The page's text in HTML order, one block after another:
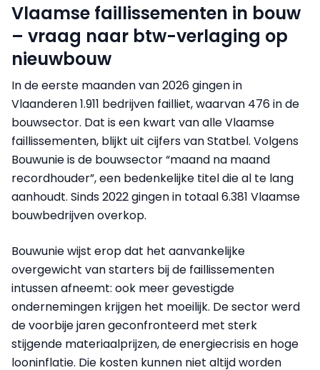
Vlaamse faillissementen in bouw
– vraag naar btw-verlaging op
nieuwbouw
In de eerste maanden van 2026 gingen in
Vlaanderen 1.911 bedrijven failliet, waarvan 476 in de
bouwsector. Dat is een kwart van alle Vlaamse
faillissementen, blijkt uit cijfers van Statbel. Volgens
Bouwunie is de bouwsector “maand na maand
recordhouder”, een bedenkelijke titel die al te lang
aanhoudt. Sinds 2022 gingen in totaal 6.381 Vlaamse
bouwbedrijven overkop.
Bouwunie wijst erop dat het aanvankelijke
overgewicht van starters bij de faillissementen
intussen afneemt: ook meer gevestigde
ondernemingen krijgen het moeilijk. De sector werd
de voorbije jaren geconfronteerd met sterk
stijgende materiaalprijzen, de energiecrisis en hoge
looninflatie. Die kosten kunnen niet altijd worden